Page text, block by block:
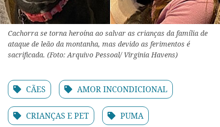
Cachorra se torna heroína ao salvar as crianças da família de
ataque de leão da montanha, mas devido as ferimentos é
sacrificada. (Foto: Arquivo Pessoal/ Virginia Havens)
CÃES AMOR INCONDICIONAL
CRIANÇAS E PET PUMA